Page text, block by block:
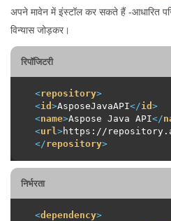
अपने मावेन में इंस्टॉल कर सकते हैं -आधारित
विन्यास जोड़कर।
रिपॉजिटरी
<repository>
<id >AsposeJavaAPI</id >
<name>Aspose Java API</
<url >https://
</repository>
निर्भरता
<dependency>